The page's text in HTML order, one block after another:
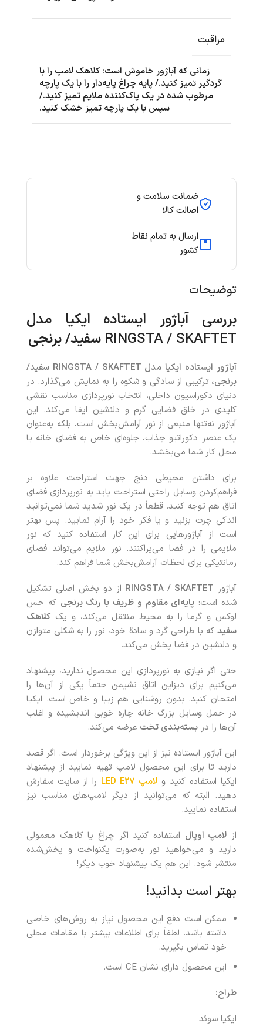
ضمانت سلامت و
اصالت کالا
ارسال به تمام نقاط
کشور
توضیحات
بررسی آباژور ایستاده ایکیا مدل
RINGSTA / SKAFTET سفید/ برنجی
آباژور ایستاده ایکیا مدل RINGSTA / SKAFTET سفید/
برنجی، ترکیبی از سادگی و شکوه را به نمایش می‌گذارد. در
دنیای دکوراسیون داخلی، انتخاب نورپردازی مناسب نقشی
کلیدی در خلق فضایی گرم و دلنشین ایفا می‌کند. این
آباژور نه‌تنها منبعی از نور آرامش‌بخش است، بلکه به‌عنوان
یک عنصر دکوراتیو جذاب، جلوه‌ای خاص به فضای خانه یا
محل کار شما می‌بخشد.
برای داشتن محیطی دنج جهت استراحت علاوه بر
فراهم‌کردن وسایل راحتی استراحت باید به نورپردازی فضای
اتاق هم توجه کنید. قطعاً در یک نور شدید شما نمی‌توانید
اندکی چرت بزنید و یا فکر خود را آرام نمایید. پس بهتر
است از آباژور‌هایی برای این کار استفاده کنید که نور
ملایمی را در فضا می‌پراکنند. نور ملایم می‌تواند فضای
رمانتیکی برای لحظات آرامش‌بخش شما فراهم کند.
آباژور RINGSTA / SKAFTET از دو بخش اصلی تشکیل
شده است: پایه‌ای مقاوم و ظریف با رنگ برنجی که حس
لوکس و گرما را به محیط منتقل می‌کند، و یک کلاهک
سفید که با طراحی گرد و سادة خود، نور را به شکلی متوازن
و دلنشین در فضا پخش می‌کند.
حتی اگر نیازی به نورپردازی این محصول ندارید، پیشنهاد
می‌کنیم برای دیزاین اتاق نشیمن حتماً یکی از آن‌ها را
امتحان کنید. بدون روشنایی هم زیبا و خاص است. ایکیا
در حمل وسایل بزرگ خانه چاره خوبی اندیشیده و اغلب
آن‌ها را در بسته‌بندی تخت عرضه می‌کند.
این آباژور ایستاده نیز از این ویژگی برخوردار است. اگر قصد
دارید تا برای این محصول لامپ تهیه نمایید از پیشنهاد
ایکیا استفاده کنید و لامپ LED E27 را از سایت سفارش
دهید. البته که می‌توانید از دیگر لامپ‌های مناسب نیز
استفاده نمایید.
از لامپ اوپال استفاده کنید اگر چراغ یا کلاهک معمولی
دارید و می‌خواهید نور به‌صورت یکنواخت و پخش‌شده
منتشر شود. این هم یک پیشنهاد خوب دیگر!
بهتر است بدانید!
ممکن است دفع این محصول نیاز به روش‌های خاصی
داشته باشد. لطفاً برای اطلاعات بیشتر با مقامات محلی
خود تماس بگیرید.
این محصول دارای نشان CE است.
طراح:
ایکیا سوئد
مراقبت
زمانی که آباژور خاموش است: کلاهک لامپ را با
گردگیر تمیز کنید./ پایه چراغ پایه‌دار را با یک پارچه
مرطوب شده در یک پاک‌کننده ملایم تمیز کنید./
سپس با یک پارچه تمیز خشک کنید.